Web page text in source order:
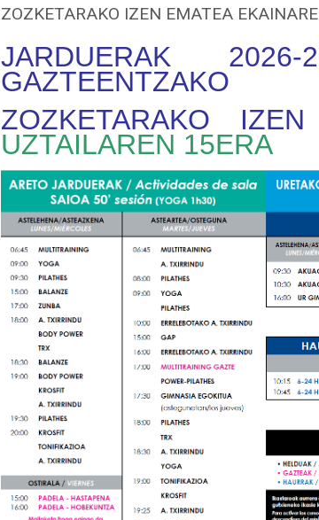
ZOZKETARAKO IZEN EMATEA
JARDUERAK
GAZTEENTZAKO
ZOZKETARAKO
UZTAILAREN 15ERA